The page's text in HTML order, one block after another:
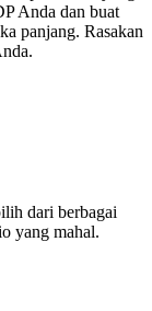
Anda dan buat
panjang. Rasakan
dari berbagai
yang mahal.